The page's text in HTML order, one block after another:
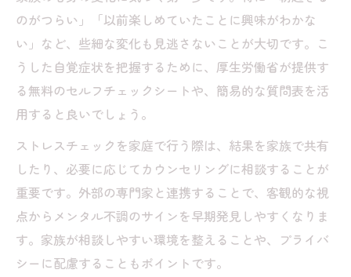
のがつらい」「以前楽しめていたことに興味がわかな
い」など、些細な変化も見逃さないことが大切です。こ
うした自覚症状を把握するために、厚生労働省が提供す
る無料のセルフチェックシートや、簡易的な質問表を活
用すると良いでしょう。
ストレスチェックを家庭で行う際は、結果を家族で共有
したり、必要に応じてカウンセリングに相談することが
重要です。外部の専門家と連携することで、客観的な視
点からメンタル不調のサインを早期発見しやすくなりま
す。家族が相談しやすい環境を整えることや、プライバ
シーに配慮することもポイントです。